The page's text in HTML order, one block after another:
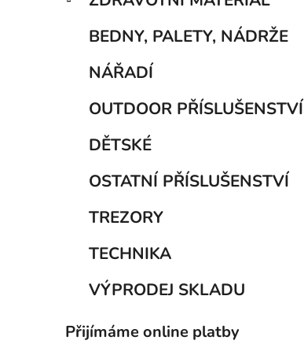
BEDNY, PALETY, NÁDRŽE
NÁŘADÍ
OUTDOOR PŘÍSLUŠENSTVÍ
DĚTSKÉ
OSTATNÍ PŘÍSLUŠENSTVÍ
TREZORY
TECHNIKA
VÝPRODEJ SKLADU
Přijímáme online platby